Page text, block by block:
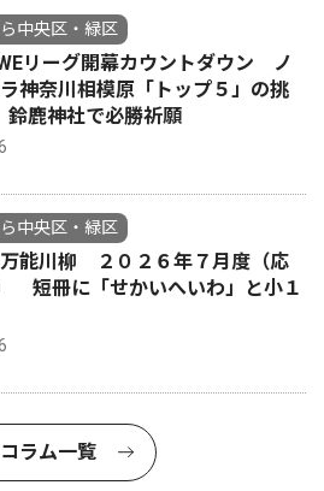
中央区・緑区
リーグ開幕カウントダウン ノ
神奈川相模原「トップ５」の挑
鹿神社で必勝祈願
中央区・緑区
能川柳 ２０２６年７月度（応
短冊に「せかいへいわ」と小１
コラム一覧